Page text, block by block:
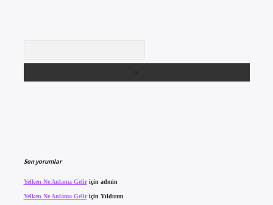
Son yorumlar
Yelken Ne Anlama Geliriçin admin
Yelken Ne Anlama Geliriçin Yıldırım